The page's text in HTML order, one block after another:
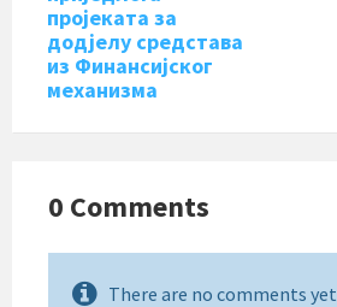
пројеката за
додјелу средстава
из Финансијског
механизма
0 Comments
There are no comments yet